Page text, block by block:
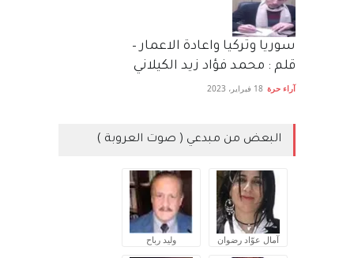
سوريا وتركيا واعادة الاعمار –
قلم : محمد فؤاد زيد الكيلاني
آراء حرة 18 فبراير، 2023
البعض من مبدعي ( صوت العروبة )
آمال عوّاد رضوان وليد رباح